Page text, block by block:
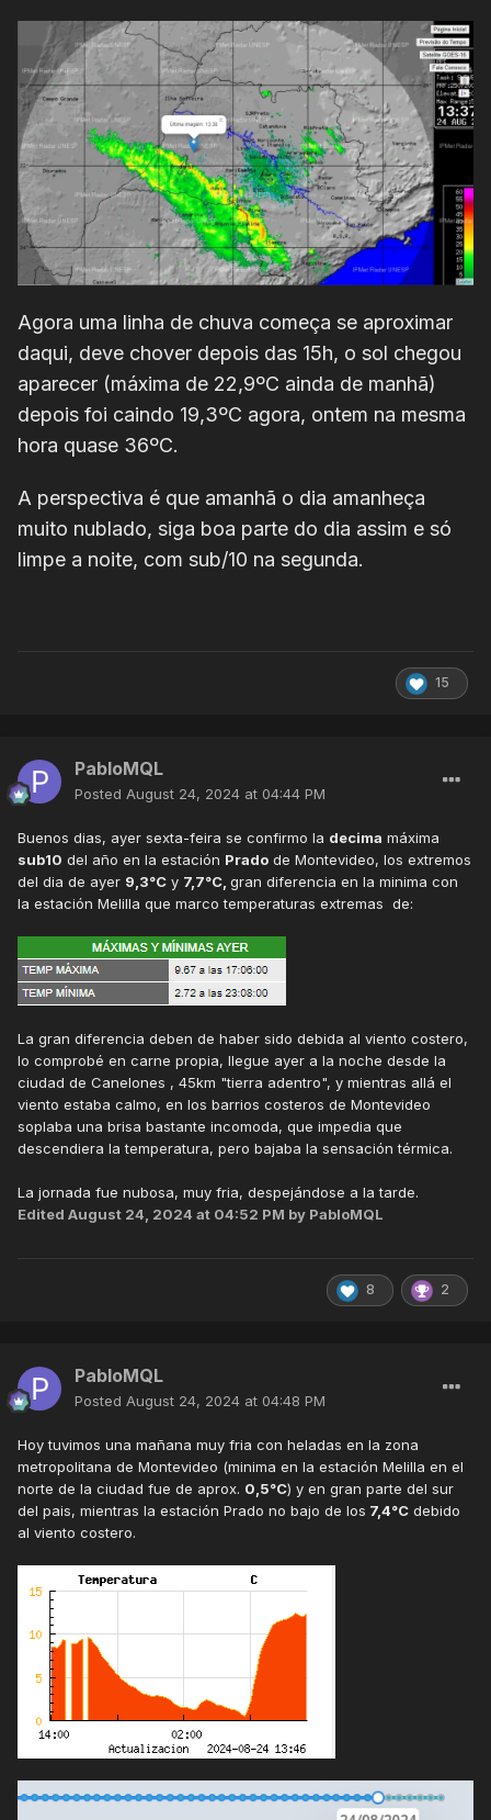
Agora uma linha de chuva começa se aproximar
daqui, deve chover depois das 15h, o sol chegou
aparecer (máxima de 22,9ºC ainda de manhã)
depois foi caindo 19,3ºC agora, ontem na mesma
hora quase 36ºC.
A perspectiva é que amanhã o dia amanheça
muito nublado, siga boa parte do dia assim e só
limpe a noite, com sub/10 na segunda.
15
PabloMQL
Posted August 24, 2024 at 04:44 PM
Buenos dias, ayer sexta-feira se confirmo la decima máxima
sub10 del año en la estación Prado de Montevideo, los extremos
del dia de ayer 9,3°C y 7,7°C, gran diferencia en la minima con
la estación Melilla que marco temperaturas extremas de:
La gran diferencia deben de haber sido debida al viento costero,
lo comprobé en carne propia, llegue ayer a la noche desde la
ciudad de Canelones , 45km "tierra adentro", y mientras allá el
viento estaba calmo, en los barrios costeros de Montevideo
soplaba una brisa bastante incomoda, que impedia que
descendiera la temperatura, pero bajaba la sensación térmica.
La jornada fue nubosa, muy fria, despejándose a la tarde.
Edited August 24, 2024 at 04:52 PM by PabloMQL
8 2
PabloMQL
Posted August 24, 2024 at 04:48 PM
Hoy tuvimos una mañana muy fria con heladas en la zona
metropolitana de Montevideo (minima en la estación Melilla en el
norte de la ciudad fue de aprox. 0,5°C) y en gran parte del sur
del pais, mientras la estación Prado no bajo de los 7,4°C debido
al viento costero.